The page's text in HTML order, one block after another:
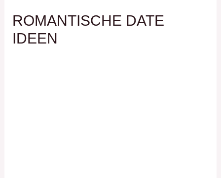
ROMANTISCHE DATE
IDEEN